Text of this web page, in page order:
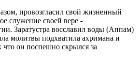
провозгласил свой жизненный
служение своей вере -
Заратустра восславил воды (Аппам)
молитвы подхватила ахримана и
что он поспешно скрылся за